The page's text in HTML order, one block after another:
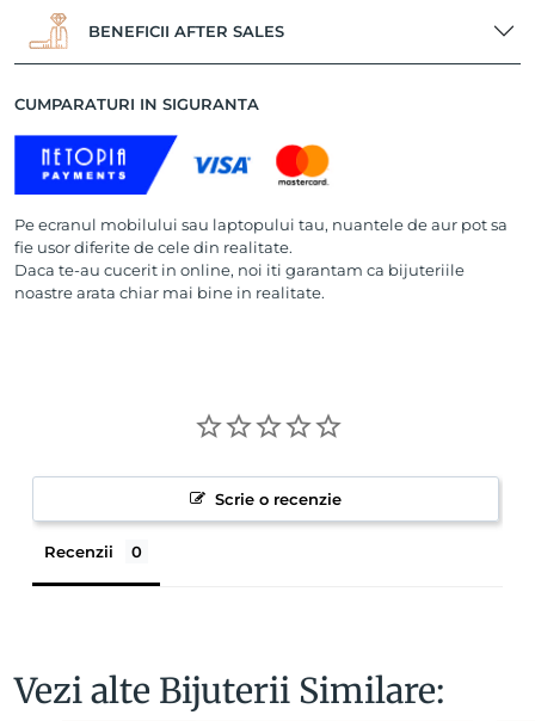
BENEFICII AFTER SALES
CUMPARATURI IN SIGURANTA
Pe ecranul mobilului sau laptopului tau, nuantele de aur pot sa
fie usor diferite de cele din realitate.
Daca te-au cucerit in online, noi iti garantam ca bijuteriile
noastre arata chiar mai bine in realitate.
Scrie o recenzie
Recenzii
Vezi alte Bijuterii Similare: